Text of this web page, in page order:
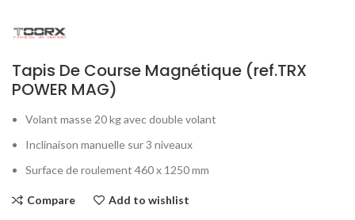
Tapis De Course Magnétique (ref.TRX
POWER MAG)
Volant masse 20 kg avec double volant
Inclinaison manuelle sur 3 niveaux
Surface de roulement 460 x 1250 mm
Compare Add to wishlist